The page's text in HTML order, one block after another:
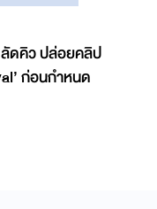
ลัดคิว ปล่อยคลิป
ก่อนกำหนด